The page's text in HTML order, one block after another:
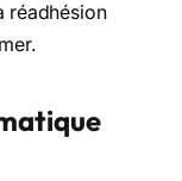
réadhésion